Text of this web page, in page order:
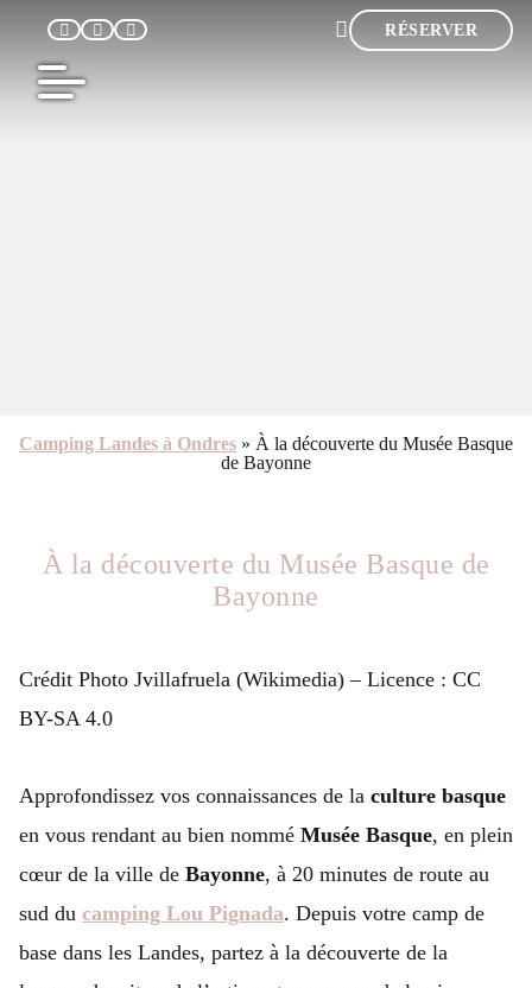
RÉSERVER
Camping Landes à Ondres » À la découverte du Musée Basque
de Bayonne
À la découverte du Musée Basque de
Bayonne
Crédit Photo Jvillafruela (Wikimedia) – Licence : CC
BY-SA 4.0
Approfondissez vos connaissances de la culture basque
en vous rendant au bien nommé Musée Basque, en plein
cœur de la ville de Bayonne, à 20 minutes de route au
sud du camping Lou Pignada. Depuis votre camp de
base dans les Landes, partez à la découverte de la